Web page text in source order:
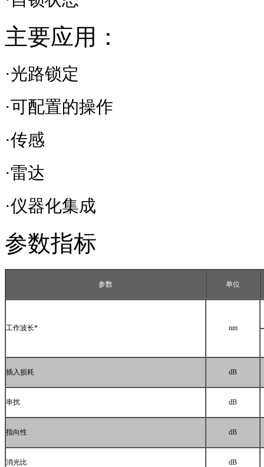
主要应用：
·光路锁定
·可配置的操作
·传感
·雷达
·仪器化集成
参数指标
参数 单位
工作波长* nm
插入损耗 dB
串扰 dB
指向性 dB
消光比 dB